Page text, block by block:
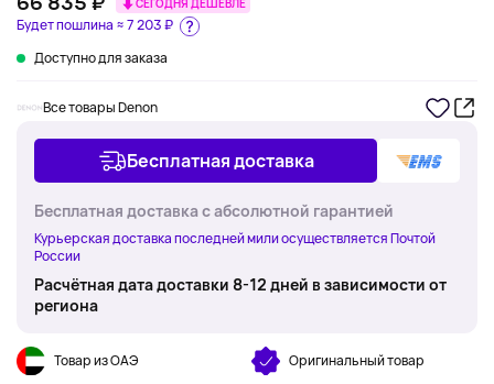
Будет пошлина ≈7 203 ₽
СЕГОДНЯ ДЕШЕВЛЕ
Доступно для заказа
Все товары Denon
Бесплатная доставка
Бесплатная доставка с абсолютной гарантией
Курьерская доставка последней мили осуществляется Почтой
России
Расчётная дата доставки 8-12 дней в зависимости от
региона
Товар из ОАЭ Оригинальный товар